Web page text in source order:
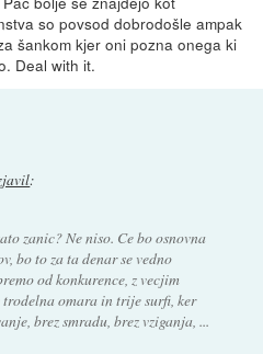
so povsod dobrodošle ampak
šankom kjer oni pozna onega ki
Deal with it.
:
zanic? Ne niso. Ce bo osnovna
bo to za ta denar se vedno
od konkurence, z vecjim
omara in trije surfi, ker
brez smradu, brez vziganja, ...